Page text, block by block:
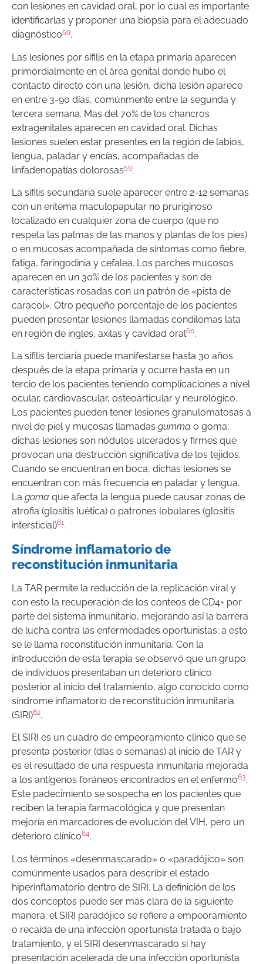
con lesiones en cavidad oral, por lo cual es importante
identificarlas y proponer una biopsia para el adecuado
diagnóstico59.
Las lesiones por sífilis en la etapa primaria aparecen
primordialmente en el área genital donde hubo el
contacto directo con una lesión, dicha lesión aparece
en entre 3-90 días, comúnmente entre la segunda y
tercera semana. Mas del 70% de los chancros
extragenitales aparecen en cavidad oral. Dichas
lesiones suelen estar presentes en la región de labios,
lengua, paladar y encías, acompañadas de
linfadenopatías dolorosas59.
La sífilis secundaria suele aparecer entre 2-12 semanas
con un eritema maculopapular no pruriginoso
localizado en cualquier zona de cuerpo (que no
respeta las palmas de las manos y plantas de los pies)
o en mucosas acompañada de síntomas como fiebre,
fatiga, faringodinia y cefalea. Los parches mucosos
aparecen en un 30% de los pacientes y son de
características rosadas con un patrón de «pista de
caracol». Otro pequeño porcentaje de los pacientes
pueden presentar lesiones llamadas condilomas lata
en región de ingles, axilas y cavidad oral60.
La sífilis terciaria puede manifestarse hasta 30 años
después de la etapa primaria y ocurre hasta en un
tercio de los pacientes teniendo complicaciones a nivel
ocular, cardiovascular, osteoarticular y neurológico.
Los pacientes pueden tener lesiones granulomatosas a
nivel de piel y mucosas llamadas gumma o goma;
dichas lesiones son nódulos ulcerados y firmes que
provocan una destrucción significativa de los tejidos.
Cuando se encuentran en boca, dichas lesiones se
encuentran con más frecuencia en paladar y lengua.
La goma que afecta la lengua puede causar zonas de
atrofia (glositis luética) o patrones lobulares (glositis
intersticial)61.
Síndrome inflamatorio de
reconstitución inmunitaria
La TAR permite la reducción de la replicación viral y
con esto la recuperación de los conteos de CD4+ por
parte del sistema inmunitario, mejorando así la barrera
de lucha contra las enfermedades oportunistas; a esto
se le llama reconstitución inmunitaria. Con la
introducción de esta terapia se observó que un grupo
de individuos presentaban un deterioro clínico
posterior al inicio del tratamiento, algo conocido como
síndrome inflamatorio de reconstitución inmunitaria
(SIRI)62.
El SIRI es un cuadro de empeoramiento clínico que se
presenta posterior (días o semanas) al inicio de TAR y
es el resultado de una respuesta inmunitaria mejorada
a los antígenos foráneos encontrados en el enfermo63.
Este padecimiento se sospecha en los pacientes que
reciben la terapia farmacológica y que presentan
mejoría en marcadores de evolución del VIH, pero un
deterioro clínico64.
Los términos «desenmascarado» o «paradójico» son
comúnmente usados para describir el estado
hiperinflamatorio dentro de SIRI. La definición de los
dos conceptos puede ser más clara de la siguiente
manera: el SIRI paradójico se refiere a empeoramiento
o recaída de una infección oportunista tratada o bajo
tratamiento, y el SIRI desenmascarado si hay
presentación acelerada de una infección oportunista